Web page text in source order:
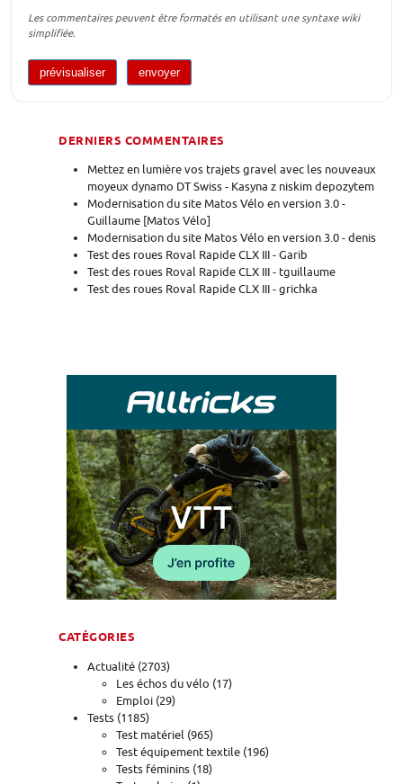
Les commentaires peuvent être formatés en utilisant une syntaxe wiki
simplifiée.
DERNIERS COMMENTAIRES
Mettez en lumière vos trajets gravel avec les nouveaux
moyeux dynamo DT Swiss - Kasyna z niskim depozytem
Modernisation du site Matos Vélo en version 3.0 -
Guillaume [Matos Vélo]
Modernisation du site Matos Vélo en version 3.0 - denis
Test des roues Roval Rapide CLX III - Garib
Test des roues Roval Rapide CLX III - tguillaume
Test des roues Roval Rapide CLX III - grichka
CATÉGORIES
Actualité (2703)
Les échos du vélo (17)
Emploi (29)
Tests (1185)
Test matériel (965)
Test équipement textile (196)
Tests féminins (18)